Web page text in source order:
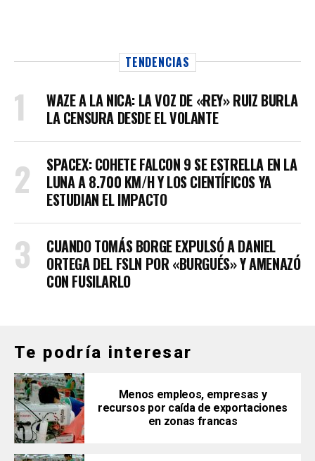
TENDENCIAS
WAZE A LA NICA: LA VOZ DE «REY» RUIZ BURLA
LA CENSURA DESDE EL VOLANTE
SPACEX: COHETE FALCON 9 SE ESTRELLA EN LA
LUNA A 8.700 KM/H Y LOS CIENTÍFICOS YA
ESTUDIAN EL IMPACTO
CUANDO TOMÁS BORGE EXPULSÓ A DANIEL
ORTEGA DEL FSLN POR «BURGUÉS» Y AMENAZÓ
CON FUSILARLO
Te podría interesar
Menos empleos, empresas y
recursos por caída de exportaciones
en zonas francas